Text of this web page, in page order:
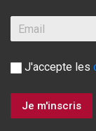
J'accepte les